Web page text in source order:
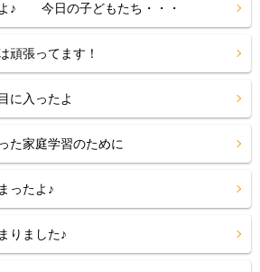
♪ 今日の子どもたち・・・
頑張ってます！
に入ったよ
た家庭学習のために
ったよ♪
りました♪